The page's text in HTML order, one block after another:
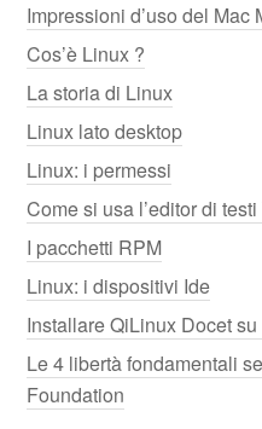
Impressioni d’uso del Mac
Cos’è Linux ?
La storia di Linux
Linux lato desktop
Linux: i permessi
Come si usa l’editor di testi
I pacchetti RPM
Linux: i dispositivi Ide
Installare QiLinux Docet
Le 4 libertà fondamentali
Foundation